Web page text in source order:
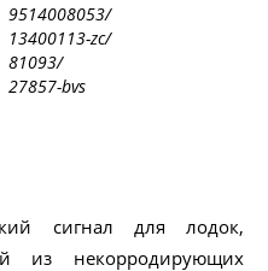
9514008053/
13400113-zc/
81093/
27857-bvs
сигнал для лодок,
из некорродирующих